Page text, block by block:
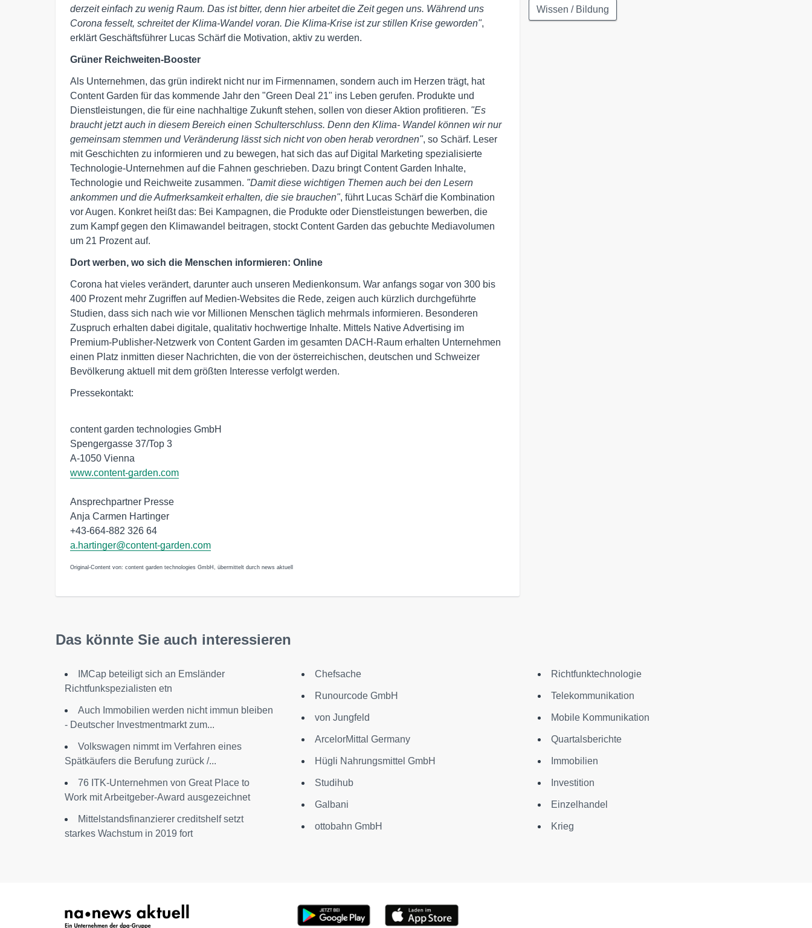
derzeit einfach zu wenig Raum. Das ist bitter, denn hier arbeitet die Zeit gegen uns. Während uns
Corona fesselt, schreitet der Klima-Wandel voran. Die Klima-Krise ist zur stillen Krise geworden",
erklärt Geschäftsführer Lucas Schärf die Motivation, aktiv zu werden.
Grüner Reichweiten-Booster
Als Unternehmen, das grün indirekt nicht nur im Firmennamen, sondern auch im Herzen trägt, hat
Content Garden für das kommende Jahr den "Green Deal 21" ins Leben gerufen. Produkte und
Dienstleistungen, die für eine nachhaltige Zukunft stehen, sollen von dieser Aktion profitieren. "Es
braucht jetzt auch in diesem Bereich einen Schulterschluss. Denn den Klima- Wandel können wir nur
gemeinsam stemmen und Veränderung lässt sich nicht von oben herab verordnen", so Schärf. Leser
mit Geschichten zu informieren und zu bewegen, hat sich das auf Digital Marketing spezialisierte
Technologie-Unternehmen auf die Fahnen geschrieben. Dazu bringt Content Garden Inhalte,
Technologie und Reichweite zusammen. "Damit diese wichtigen Themen auch bei den Lesern
ankommen und die Aufmerksamkeit erhalten, die sie brauchen", führt Lucas Schärf die Kombination
vor Augen. Konkret heißt das: Bei Kampagnen, die Produkte oder Dienstleistungen bewerben, die
zum Kampf gegen den Klimawandel beitragen, stockt Content Garden das gebuchte Mediavolumen
um 21 Prozent auf.
Dort werben, wo sich die Menschen informieren: Online
Corona hat vieles verändert, darunter auch unseren Medienkonsum. War anfangs sogar von 300 bis
400 Prozent mehr Zugriffen auf Medien-Websites die Rede, zeigen auch kürzlich durchgeführte
Studien, dass sich nach wie vor Millionen Menschen täglich mehrmals informieren. Besonderen
Zuspruch erhalten dabei digitale, qualitativ hochwertige Inhalte. Mittels Native Advertising im
Premium-Publisher-Netzwerk von Content Garden im gesamten DACH-Raum erhalten Unternehmen
einen Platz inmitten dieser Nachrichten, die von der österreichischen, deutschen und Schweizer
Bevölkerung aktuell mit dem größten Interesse verfolgt werden.
Pressekontakt:
content garden technologies GmbH
Spengergasse 37/Top 3
A-1050 Vienna
www.content-garden.com
Ansprechpartner Presse
Anja Carmen Hartinger
+43-664-882 326 64
a.hartinger@content-garden.com
Original-Content von: content garden technologies GmbH, übermittelt durch news aktuell
Wissen / Bildung
Das könnte Sie auch interessieren
IMCap beteiligt sich an Emsländer
Richtfunkspezialisten etn
Auch Immobilien werden nicht immun bleiben
- Deutscher Investmentmarkt zum...
Volkswagen nimmt im Verfahren eines
Spätkäufers die Berufung zurück /...
76 ITK-Unternehmen von Great Place to
Work mit Arbeitgeber-Award ausgezeichnet
Mittelstandsfinanzierer creditshelf setzt
starkes Wachstum in 2019 fort
Chefsache
Runourcode GmbH
von Jungfeld
ArcelorMittal Germany
Hügli Nahrungsmittel GmbH
Studihub
Galbani
ottobahn GmbH
Richtfunktechnologie
Telekommunikation
Mobile Kommunikation
Quartalsberichte
Immobilien
Investition
Einzelhandel
Krieg